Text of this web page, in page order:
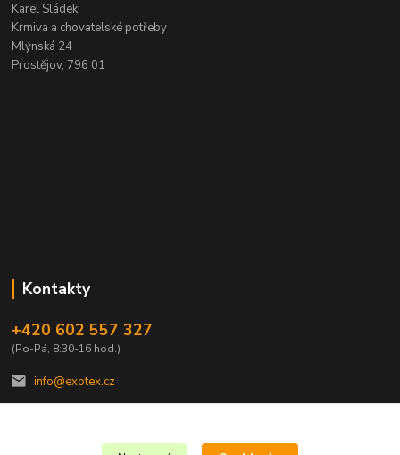
Karel Sládek
Krmiva a chovatelské potřeby
Mlýnská 24
Prostějov, 796 01
Kontakty
+420 602 557 327
(Po-Pá, 8:30-16 hod.)
info@exotex.cz